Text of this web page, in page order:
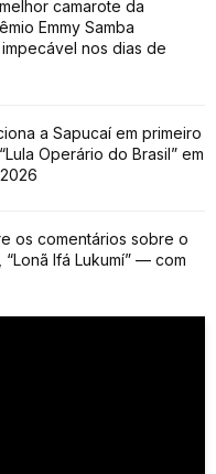
camarote da
Emmy Samba
nos dias de
a Sapucaí em primeiro
Operário do Brasil” em
os comentários sobre o
Ifá Lukumí” — com